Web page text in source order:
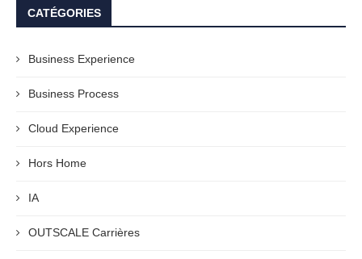
CATÉGORIES
Business Experience
Business Process
Cloud Experience
Hors Home
IA
OUTSCALE Carrières